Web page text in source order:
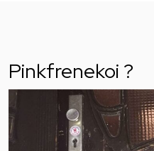
Pinkfrenekoi ?